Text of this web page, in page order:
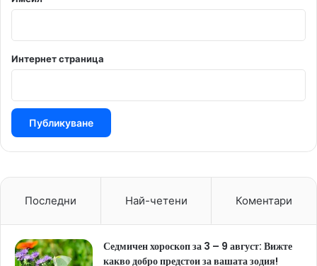
Интернет страница
Последни Най-четени Коментари
Седмичен хороскоп за 3 – 9 август: Вижте
какво добро предстои за вашата зодия!